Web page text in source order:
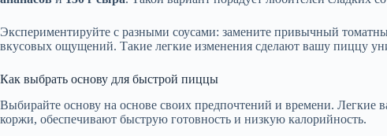
Экспериментируйте с разными соусами: замените привычный
вкусовых ощущений. Такие легкие изменения сделают вашу пиццу
Как выбрать основу для быстрой пиццы
Выбирайте основу на основе своих предпочтений и времени. Легкие
коржи, обеспечивают быструю готовность и низкую калорийность.